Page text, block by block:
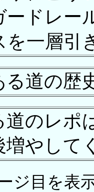
ードレー
を一層引
る道の歴
道のレポ
増やして
ジ目を表